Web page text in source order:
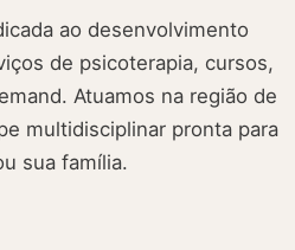
ao desenvolvimento
de psicoterapia, cursos,
Atuamos na região de
multidisciplinar pronta para
sua família.